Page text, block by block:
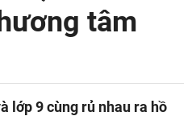
tâm
lớp 9 cùng rủ nhau ra hồ